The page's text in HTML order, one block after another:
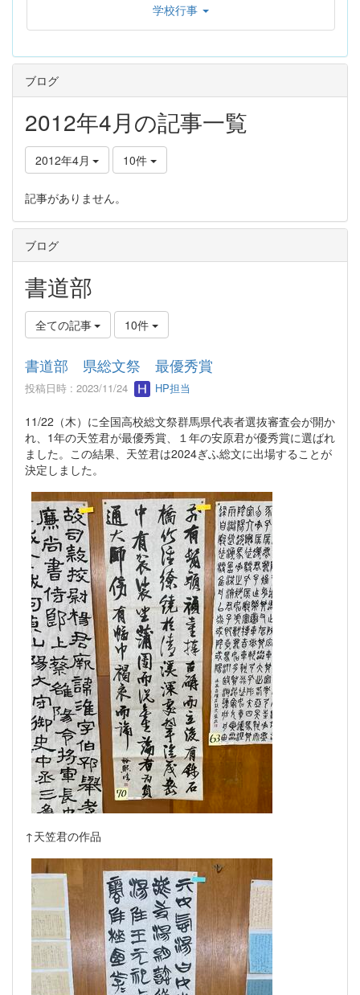
学校行事
ブログ
2012年4月の記事一覧
2012年4月 10件
記事がありません。
ブログ
書道部
全ての記事 10件
書道部 県総文祭 最優秀賞
投稿日時 : 2023/11/24 HP担当
11/22（木）に全国高校総文祭群馬県代表者選抜審査会が開か
れ、1年の天笠君が最優秀賞、１年の安原君が優秀賞に選ばれ
ました。この結果、天笠君は2024ぎふ総文に出場することが
決定しました。
↑天笠君の作品